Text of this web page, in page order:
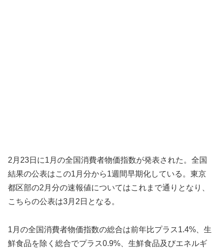
2月23日に1月の全国消費者物価指数が発表された。全国
結果の公表はこの1月分から1週間早期化している。東京
都区部の2月分の速報値についてはこれまで通りとなり、
こちらの公表は3月2日となる。
1月の全国消費者物価指数の総合は前年比プラス1.4%、生
鮮食品を除く総合でプラス0.9%、生鮮食品及びエネルギ